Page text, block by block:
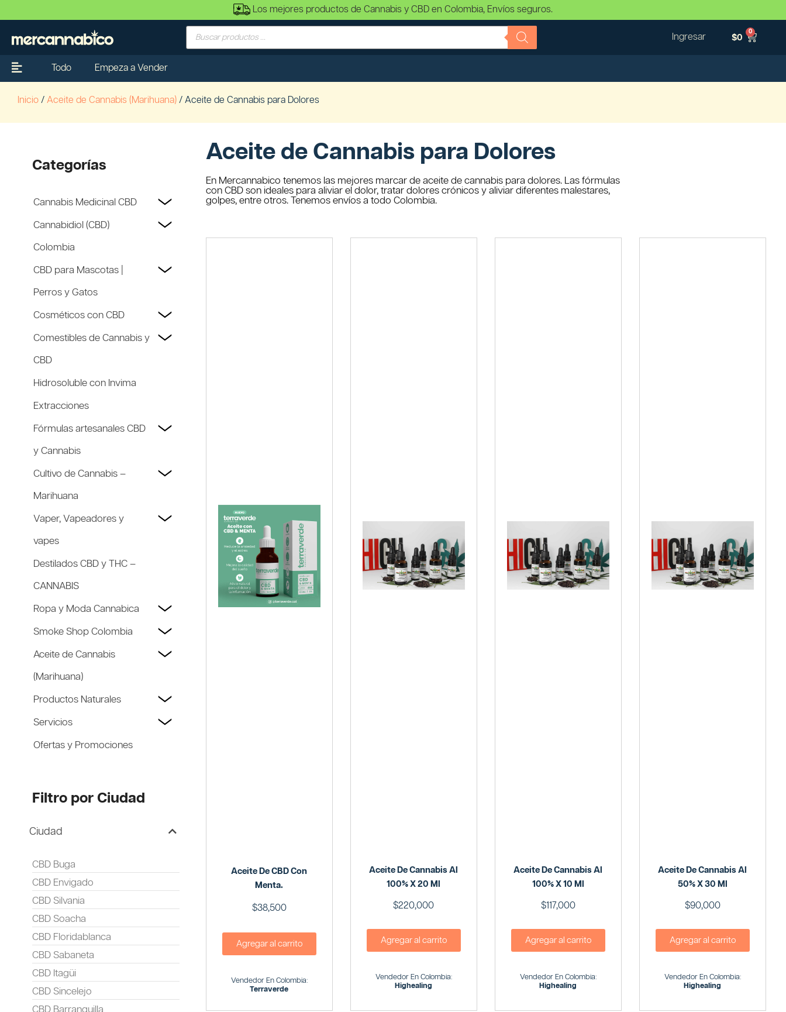
Los mejores productos de Cannabis y CBD en Colombia, Envíos seguros.
Ingresar $0
0
Todo Empeza a Vender
Inicio / Aceite de Cannabis (Marihuana) / Aceite de Cannabis para Dolores
Categorías
Cannabis Medicinal CBD
Cannabidiol (CBD)
Colombia
CBD para Mascotas |
Perros y Gatos
Cosméticos con CBD
Comestibles de Cannabis y
CBD
Hidrosoluble con Invima
Extracciones
Fórmulas artesanales CBD
y Cannabis
Cultivo de Cannabis –
Marihuana
Vaper, Vapeadores y
vapes
Destilados CBD y THC –
CANNABIS
Ropa y Moda Cannabica
Smoke Shop Colombia
Aceite de Cannabis
(Marihuana)
Productos Naturales
Servicios
Ofertas y Promociones
Filtro por Ciudad
Ciudad
CBD Buga
CBD Envigado
CBD Silvania
CBD Soacha
CBD Floridablanca
CBD Sabaneta
CBD Itagüi
CBD Sincelejo
CBD Barranquilla
Aceite de Cannabis para Dolores
En Mercannabico tenemos las mejores marcar de aceite de cannabis para dolores. Las fórmulas
con CBD son ideales para aliviar el dolor, tratar dolores crónicos y aliviar diferentes malestares,
golpes, entre otros. Tenemos envíos a todo Colombia.
Aceite De CBD Con
Menta.
$38,500
Agregar al carrito
Vendedor En Colombia:
Terraverde
Aceite De Cannabis Al
100% X 20 Ml
$220,000
Agregar al carrito
Vendedor En Colombia:
Highealing
Aceite De Cannabis Al
100% X 10 Ml
$117,000
Agregar al carrito
Vendedor En Colombia:
Highealing
Aceite De Cannabis Al
50% X 30 Ml
$90,000
Agregar al carrito
Vendedor En Colombia:
Highealing